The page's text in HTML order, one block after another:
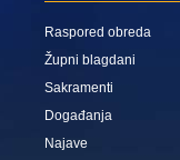
Raspored obreda
Župni blagdani
Sakramenti
Događanja
Najave